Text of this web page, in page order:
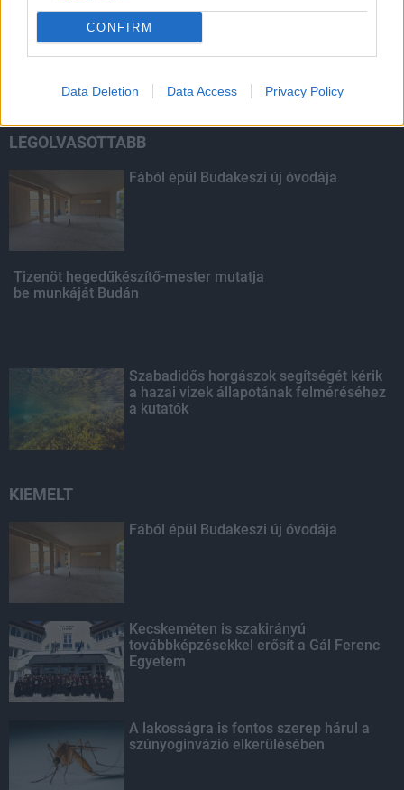
CONFIRM
Data Deletion Data Access Privacy Policy
HIRDETÉS
LEGOLVASOTTABB
Fából épül Budakeszi új óvodája
Tizenöt hegedűkészítő-mester mutatja
be munkáját Budán
Szabadidős horgászok segítségét kérik
a hazai vizek állapotának felméréséhez
a kutatók
KIEMELT
Fából épül Budakeszi új óvodája
Kecskeméten is szakirányú
továbbképzésekkel erősít a Gál Ferenc
Egyetem
A lakosságra is fontos szerep hárul a
szúnyoginvázió elkerülésében